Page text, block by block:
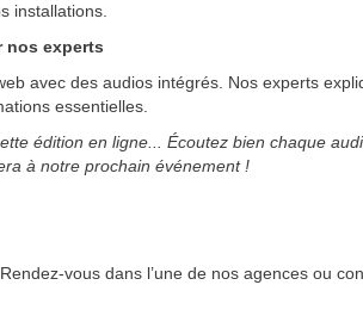
installations.
nos experts
avec des audios intégrés. Nos experts
essentielles.
édition en ligne... Écoutez bien chaque
à notre prochain événement !
vous dans l’une de nos agences ou